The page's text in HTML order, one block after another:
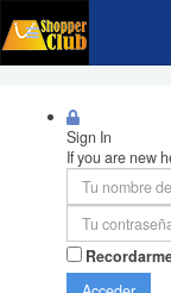
Sign In
If you are new